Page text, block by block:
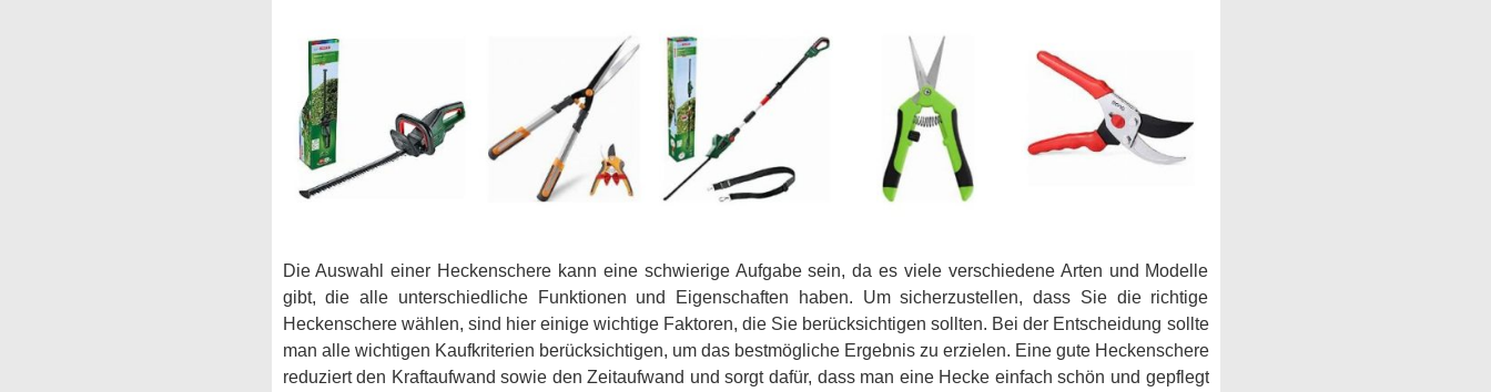
Die Auswahl einer Heckenschere kann eine schwierige Aufgabe sein, da es viele verschiedene Arten und Modelle
gibt, die alle unterschiedliche Funktionen und Eigenschaften haben. Um sicherzustellen, dass Sie die richtige
Heckenschere wählen, sind hier einige wichtige Faktoren, die Sie berücksichtigen sollten. Bei der Entscheidung sollte
man alle wichtigen Kaufkriterien berücksichtigen, um das bestmögliche Ergebnis zu erzielen. Eine gute Heckenschere
reduziert den Kraftaufwand sowie den Zeitaufwand und sorgt dafür, dass man eine Hecke einfach schön und gepflegt